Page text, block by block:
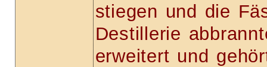
stiegen und die
Destillerie
erweitert und